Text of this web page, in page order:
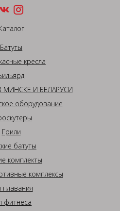
Батуты
кресла
МИНСКЕ И БЕЛАРУСИ
оборудование
Грили
батуты
комплекты
комплексы
плавания
фитнеса